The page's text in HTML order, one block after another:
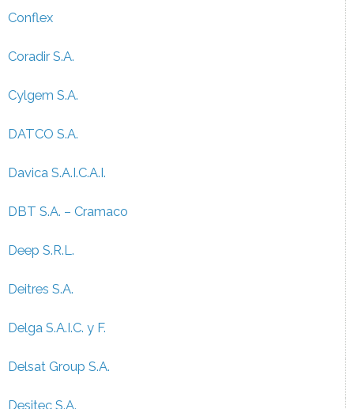
Conflex
Coradir S.A.
Cylgem S.A.
DATCO S.A.
Davica S.A.I.C.A.I.
DBT S.A. – Cramaco
Deep S.R.L.
Deitres S.A.
Delga S.A.I.C. y F.
Delsat Group S.A.
Desitec S.A.